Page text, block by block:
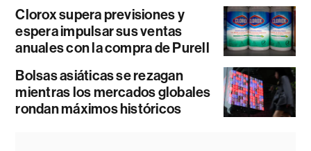
Clorox supera previsiones y
espera impulsar sus ventas
anuales con la compra de Purell
Bolsas asiáticas se rezagan
mientras los mercados globales
rondan máximos históricos